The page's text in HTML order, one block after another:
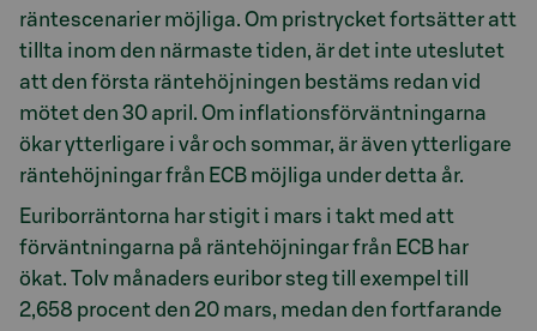
räntescenarier möjliga. Om pristrycket fortsätter att
tillta inom den närmaste tiden, är det inte uteslutet
att den första räntehöjningen bestäms redan vid
mötet den 30 april. Om inflationsförväntningarna
ökar ytterligare i vår och sommar, är även ytterligare
räntehöjningar från ECB möjliga under detta år.
Euriborräntorna har stigit i mars i takt med att
förväntningarna på räntehöjningar från ECB har
ökat. Tolv månaders euribor steg till exempel till
2,658 procent den 20 mars, medan den fortfarande